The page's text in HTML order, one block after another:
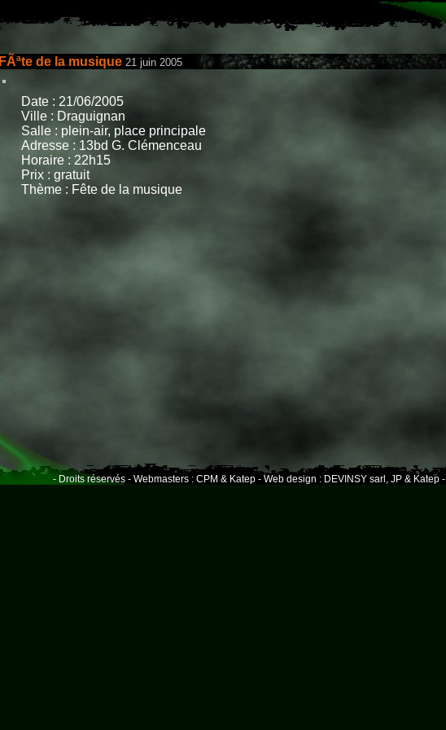
FÃªte de la musique 21 juin 2005
Date : 21/06/2005
Ville : Draguignan
Salle : plein-air, place principale
Adresse : 13bd G. Clémenceau
Horaire : 22h15
Prix : gratuit
Thème : Fête de la musique
- Droits réservés - Webmasters : CPM & Katep - Web design : DEVINSY sarl, JP & Katep -